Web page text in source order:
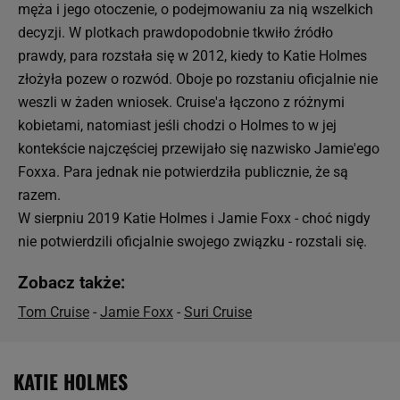
męża i jego otoczenie, o podejmowaniu za nią wszelkich
decyzji. W plotkach prawdopodobnie tkwiło źródło
prawdy, para rozstała się w 2012, kiedy to Katie Holmes
złożyła pozew o rozwód. Oboje po rozstaniu oficjalnie nie
weszli w żaden wniosek. Cruise'a łączono z różnymi
kobietami, natomiast jeśli chodzi o Holmes to w jej
kontekście najczęściej przewijało się nazwisko Jamie'ego
Foxxa. Para jednak nie potwierdziła publicznie, że są
razem.
W sierpniu 2019 Katie Holmes i Jamie Foxx - choć nigdy
nie potwierdzili oficjalnie swojego związku - rozstali się.
Zobacz także:
Tom Cruise - Jamie Foxx - Suri Cruise
KATIE HOLMES